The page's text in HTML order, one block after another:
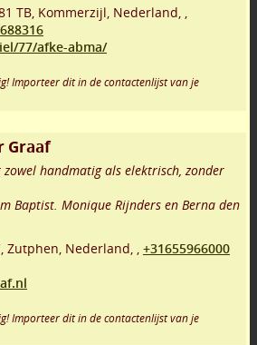
TB Kommerzijl Nederland,
77/afke-abma/
Importeer dit in de contactenlijst van je
Graaf
handmatig als elektrisch, zonder
Baptist. Monique Rijnders en Berna den
Zutphen Nederland,
+31655966000
Importeer dit in de contactenlijst van je